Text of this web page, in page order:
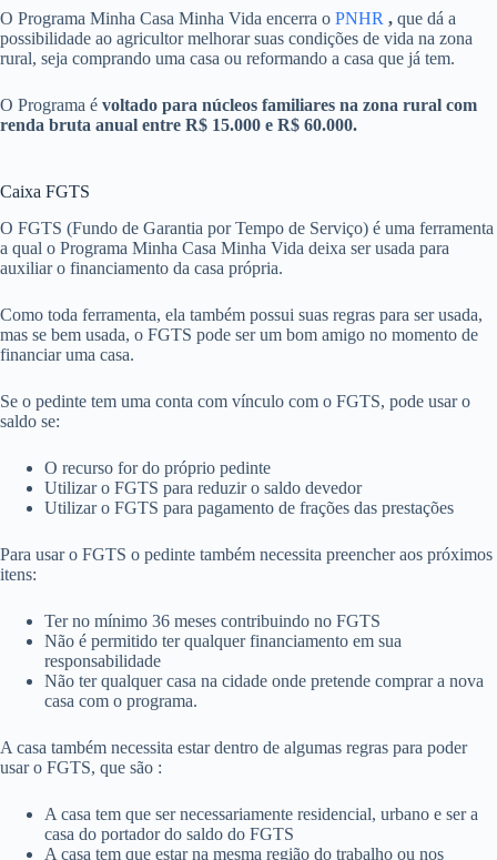
O Programa Minha Casa Minha Vida encerra o PNHR , que dá a
possibilidade ao agricultor melhorar suas condições de vida na zona
rural, seja comprando uma casa ou reformando a casa que já tem.
O Programa é voltado para núcleos familiares na zona rural com
renda bruta anual entre R$ 15.000 e R$ 60.000.
Caixa FGTS
O FGTS (Fundo de Garantia por Tempo de Serviço) é uma ferramenta
a qual o Programa Minha Casa Minha Vida deixa ser usada para
auxiliar o financiamento da casa própria.
Como toda ferramenta, ela também possui suas regras para ser usada,
mas se bem usada, o FGTS pode ser um bom amigo no momento de
financiar uma casa.
Se o pedinte tem uma conta com vínculo com o FGTS, pode usar o
saldo se:
O recurso for do próprio pedinte
Utilizar o FGTS para reduzir o saldo devedor
Utilizar o FGTS para pagamento de frações das prestações
Para usar o FGTS o pedinte também necessita preencher aos próximos
itens:
Ter no mínimo 36 meses contribuindo no FGTS
Não é permitido ter qualquer financiamento em sua
responsabilidade
Não ter qualquer casa na cidade onde pretende comprar a nova
casa com o programa.
A casa também necessita estar dentro de algumas regras para poder
usar o FGTS, que são :
A casa tem que ser necessariamente residencial, urbano e ser a
casa do portador do saldo do FGTS
A casa tem que estar na mesma região do trabalho ou nos